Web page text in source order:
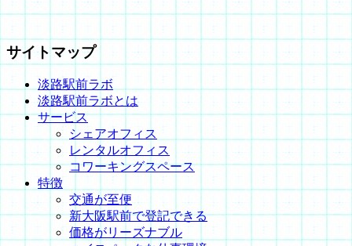
サイトマップ
淡路駅前ラボ
淡路駅前ラボとは
サービス
シェアオフィス
レンタルオフィス
コワーキングスペース
特徴
交通が至便
新大阪駅前で登記できる
価格がリーズナブル